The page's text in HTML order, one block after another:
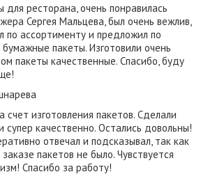
для ресторана, очень понравилась
Сергея Мальцева, был очень вежлив,
по ассортименту и предложил по
пакеты. Изготовили очень
пакеты качественные. Спасибо, буду
изготовления пакетов. Сделали
супер качественно. Остались довольны!
отвечал и подсказывал, так как
пакетов не было. Чувствуется
Спасибо за работу!